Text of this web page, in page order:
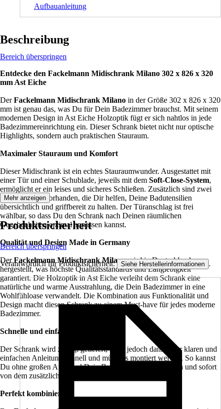
Aufbauanleitung
Beschreibung
Bereich überspringen
Entdecke den Fackelmann Midischrank Milano 302 x 826 x 320
mm Ast Eiche
DerFackelmann Midischrank Milano in der Größe 302 x 826 x 320
mm ist genau das, was Du für Dein Badezimmer brauchst. Mit seinem
modernen Design in Ast Eiche Holzoptik fügt er sich nahtlos in jede
Badezimmereinrichtung ein. Dieser Schrank bietet nicht nur optische
Highlights, sondern auch praktischen Stauraum.
Maximaler Stauraum und Komfort
Dieser Midischrank ist ein echtes Stauraumwunder. Ausgestattet mit
einer Tür und einer Schublade, jeweils mit dem Soft-Close-System,
ermöglicht er ein leises und sicheres Schließen. Zusätzlich sind zwei
Einlegeböden vorhanden, die Dir helfen, Deine Badutensilien
übersichtlich und griffbereit zu halten. Der Türanschlag ist frei
wählbar, so dass Du den Schrank nach Deinen räumlichen
Gegebenheiten optimal anpassen kannst.
Qualität und Design Made in Germany
DerFackelmann Midischrank Milanowird in Deutschland
hergestellt, was höchste Qualitätsstandards und Langlebigkeit
garantiert. Die Holzoptik in Ast Eiche verleiht dem Schrank eine
natürliche und warme Ausstrahlung, die Dein Badezimmer in eine
Wohlfühloase verwandelt. Die Kombination aus Funktionalität und
Design macht diesen Schrank zu einem Must-have für jedes moderne
Badezimmer.
Schnelle und einfache Montage
Der Schrank wird zerlegt geliefert, kann jedoch dank einer klaren und
einfachen Anleitung schnell und mühelos montiert werden. So kannst
Du ohne großen Aufwand Dein Badezimmer neu gestalten und sofort
von dem zusätzlichen Stauraum profitieren.
Perfekt kombinierbar
Mehr anzeigen
Produktsicherheit
Bereich überspringen
Verantwortlich für Produktsicherheit: Siehe Herstellerinformationen .